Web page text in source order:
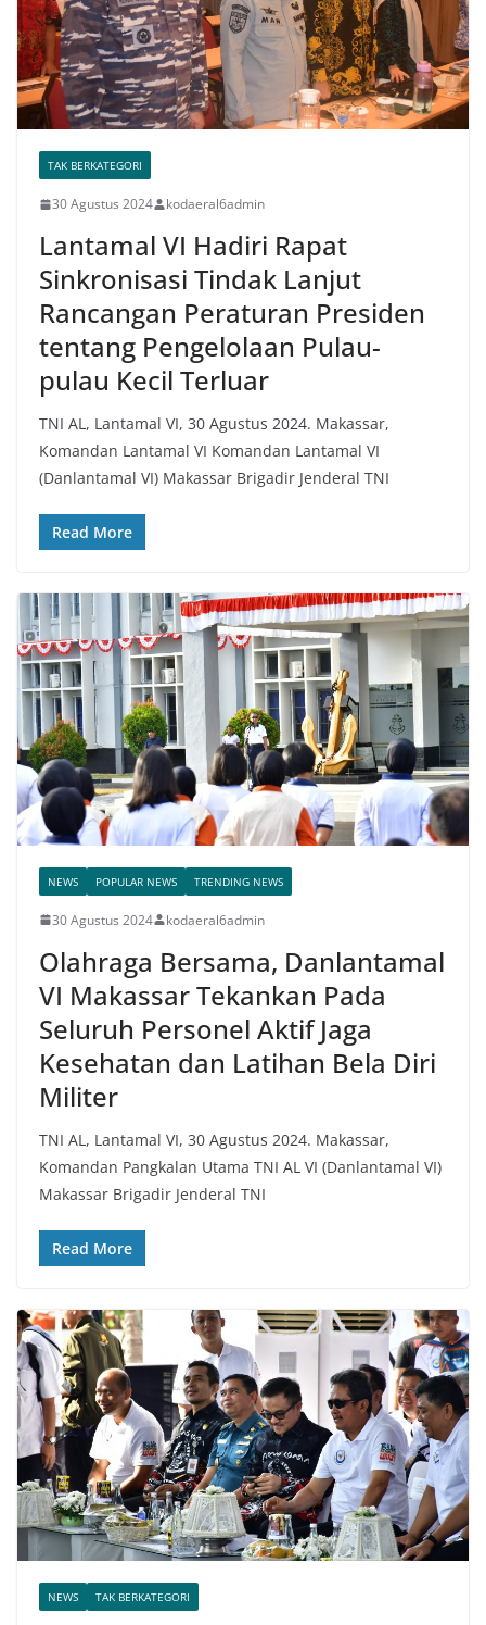
TAK BERKATEGORI
30 Agustus 2024 kodaeral6admin
Lantamal VI Hadiri Rapat
Sinkronisasi Tindak Lanjut
Rancangan Peraturan Presiden
tentang Pengelolaan Pulau-
pulau Kecil Terluar
TNI AL, Lantamal VI, 30 Agustus 2024. Makassar,
Komandan Lantamal VI Komandan Lantamal VI
(Danlantamal VI) Makassar Brigadir Jenderal TNI
Read More
NEWS POPULAR NEWS TRENDING NEWS
30 Agustus 2024 kodaeral6admin
Olahraga Bersama, Danlantamal
VI Makassar Tekankan Pada
Seluruh Personel Aktif Jaga
Kesehatan dan Latihan Bela Diri
Militer
TNI AL, Lantamal VI, 30 Agustus 2024. Makassar,
Komandan Pangkalan Utama TNI AL VI (Danlantamal VI)
Makassar Brigadir Jenderal TNI
Read More
NEWS TAK BERKATEGORI